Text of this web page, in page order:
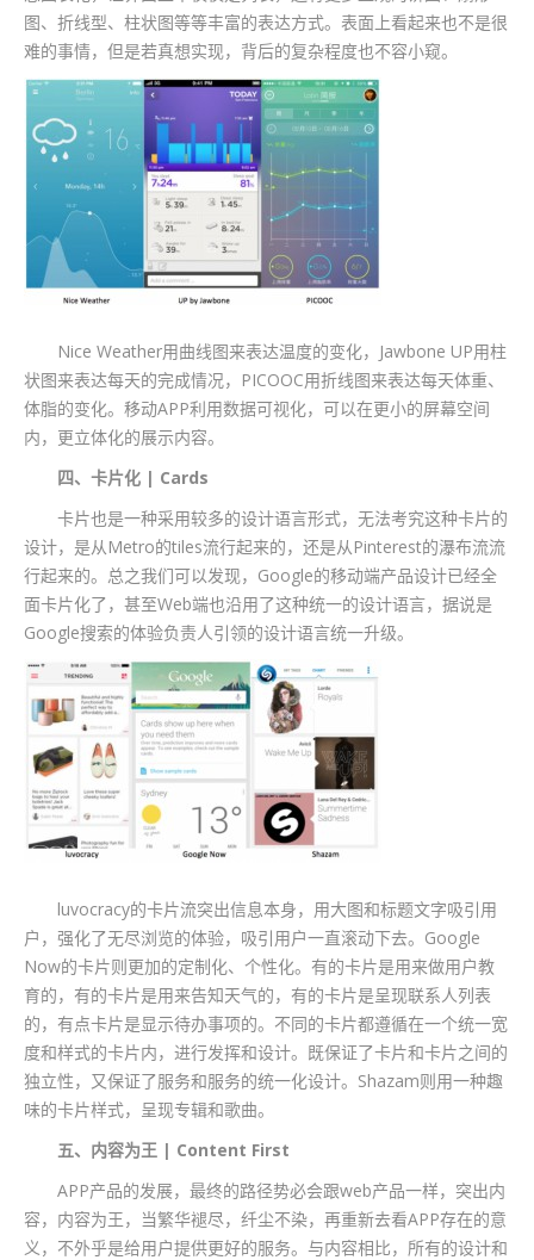
图、折线型、柱状图等等丰富的表达方式。表面上看起来也不是很
难的事情，但是若真想实现，背后的复杂程度也不容小窥。
Nice Weather用曲线图来表达温度的变化，Jawbone UP用柱
状图来表达每天的完成情况，PICOOC用折线图来表达每天体重、
体脂的变化。移动APP利用数据可视化，可以在更小的屏幕空间
内，更立体化的展示内容。
四、卡片化 | Cards
卡片也是一种采用较多的设计语言形式，无法考究这种卡片的
设计，是从Metro的tiles流行起来的，还是从Pinterest的瀑布流流
行起来的。总之我们可以发现，Google的移动端产品设计已经全
面卡片化了，甚至Web端也沿用了这种统一的设计语言，据说是
Google搜索的体验负责人引领的设计语言统一升级。
luvocracy的卡片流突出信息本身，用大图和标题文字吸引用
户，强化了无尽浏览的体验，吸引用户一直滚动下去。Google
Now的卡片则更加的定制化、个性化。有的卡片是用来做用户教
育的，有的卡片是用来告知天气的，有的卡片是呈现联系人列表
的，有点卡片是显示待办事项的。不同的卡片都遵循在一个统一宽
度和样式的卡片内，进行发挥和设计。既保证了卡片和卡片之间的
独立性，又保证了服务和服务的统一化设计。Shazam则用一种趣
味的卡片样式，呈现专辑和歌曲。
五、内容为王 | Content First
APP产品的发展，最终的路径势必会跟web产品一样，突出内
容，内容为王，当繁华褪尽，纤尘不染，再重新去看APP存在的意
义，不外乎是给用户提供更好的服务。与内容相比，所有的设计和